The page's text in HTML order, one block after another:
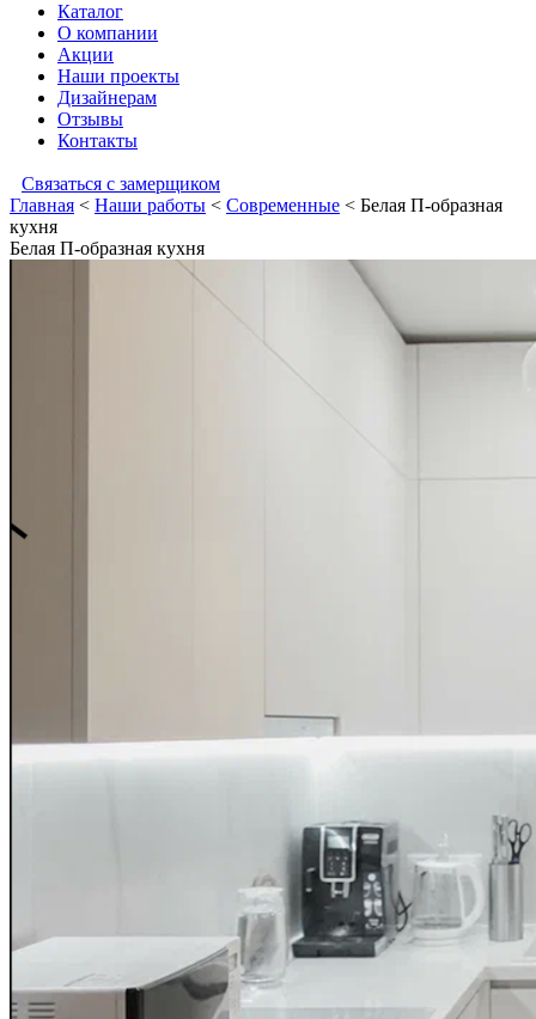
Каталог
О компании
Акции
Наши проекты
Дизайнерам
Отзывы
Контакты
Связаться с замерщиком
Главная < Наши работы < Современные < Белая П-образная
кухня
Белая П-образная кухня